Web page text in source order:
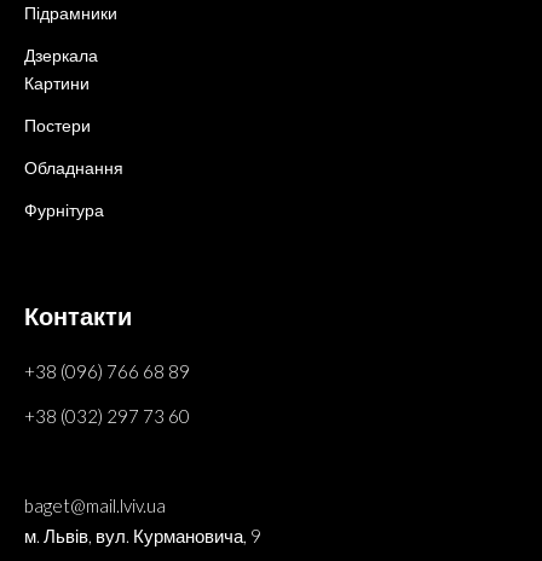
Підрамники
Дзеркала
Картини
Постери
Обладнання
Фурнітура
Контакти
+38 (096) 766 68 89
+38 (032) 297 73 60
baget@mail.lviv.ua
м. Львів, вул. Курмановича, 9